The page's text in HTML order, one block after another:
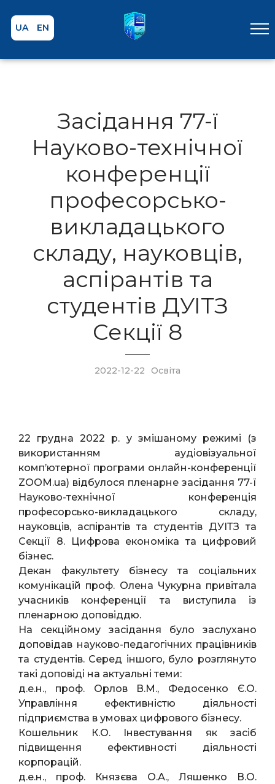
UA EN
Засідання 77-ї
Науково-технічної
конференції
професорсько-
викладацького
складу, науковців,
аспірантів та
студентів ДУІТЗ
Секції 8
2022-12-22 Освіта
22 грудна 2022 р. у змішаному режимі (з
використанням аудіовізуальної
комп’ютерної програми онлайн-конференції
ZООМ.ua) відбулося пленарне засідання 77-ї
Науково-технічної конференція
професорсько-викладацького складу,
науковців, аспірантів та студентів ДУІТЗ та
Секції 8. Цифрова економіка та цифровий
бізнес.
Декан факультету бізнесу та соціальних
комунікацій проф. Олена Чукурна привітала
учасників конференції та виступила із
пленарною доповіддю.
На секційному засідання було заслухано
доповідав науково-педагогічних працівників
та студентів. Серед іншого, було розглянуто
такі доповіді на актуальні теми:
д.е.н., проф. Орлов В.М., Федосенко Є.О.
Управління ефективністю діяльності
підприємства в умовах цифрового бізнесу.
Кошельник К.О. Інвестування як засіб
підвищення ефективності діяльності
корпорацій.
д.е.н., проф. Князєва О.А., Ляшенко В.О.